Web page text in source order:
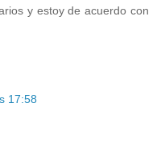
y estoy de acuerdo con
17:58